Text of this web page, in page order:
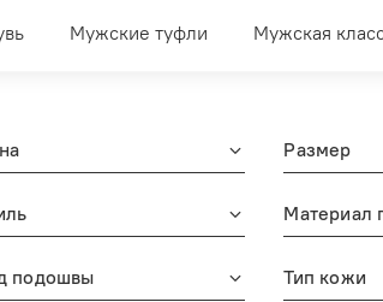
Мужские туфли Мужская
Размер
Материал
подошвы Тип кожи